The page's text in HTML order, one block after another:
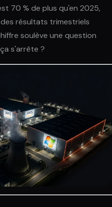
70 % de plus qu'en 2025,
résultats trimestriels
soulève une question
s'arrête ?